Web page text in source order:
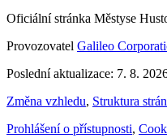
Oficiální stránka Městyse
Provozovatel Galileo
Poslední aktualizace: 7. 8.
Změna vzhledu, Struktura
Prohlášení o přístupnosti,